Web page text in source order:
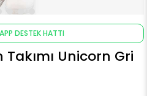
DESTEK HATTI
Takımı Unicorn Gri